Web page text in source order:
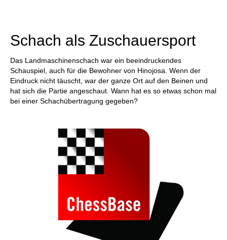
Schach als Zuschauersport
Das Landmaschinenschach war ein beeindruckendes
Schauspiel, auch für die Bewohner von Hinojosa. Wenn der
Eindruck nicht täuscht, war der ganze Ort auf den Beinen und
hat sich die Partie angeschaut. Wann hat es so etwas schon mal
bei einer Schachübertragung gegeben?